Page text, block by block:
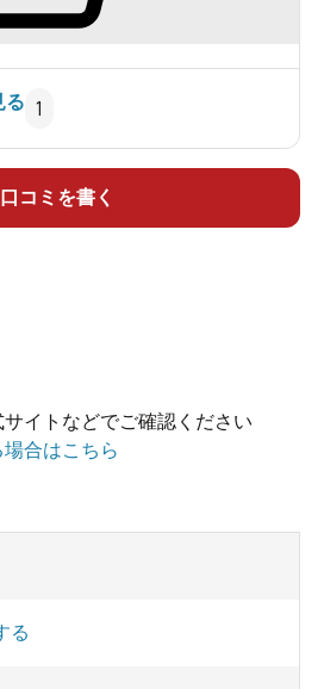
る 1
口コミを書く
イトなどでご確認ください
合はこちら
る